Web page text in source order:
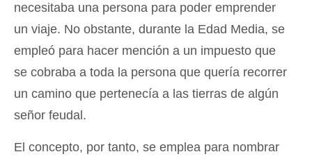
necesitaba una persona para poder emprender
un viaje. No obstante, durante la Edad Media, se
empleó para hacer mención a un impuesto que
se cobraba a toda la persona que quería recorrer
un camino que pertenecía a las tierras de algún
señor feudal.
El concepto, por tanto, se emplea para nombrar